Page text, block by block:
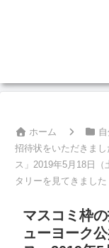
ホーム
招待状をいただきま
ス」2019年5月18日
タリーを見てきました
マスコミ枠
ューヨーク